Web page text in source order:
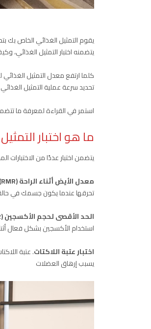
يقوم التمثيل الغذائي الخاص بك
يتضمنه اختبار التمثيل الغذائي،
كلما ارتفع معدل التمثيل
تحديد سرعة عملية التمثيل
استمر في القراءة لمعرفة ما
ما هو اختبار
يتضمن اختبار عددًا من
معدل الأيض أثناء الراحة (RMR).
تحرقها عندما يكون جسمك في حالة
الحد الأقصى لحجم الأكسجين (V02 ماكس)
استخدام الأكسجين بشكل فعال
اختبار عتبة اللاكتات. عتبة
يسبب إرهاق العضلات